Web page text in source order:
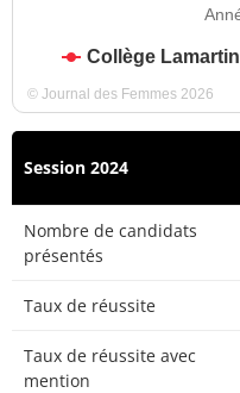
Collège
© Journal des Femmes 2026
Session 2024
Nombre de candidats
présentés
Taux de réussite
Taux de réussite avec
mention